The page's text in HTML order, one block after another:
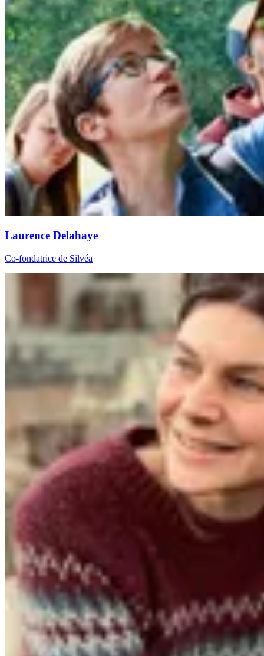
Laurence Delahaye
Co-fondatrice de Silvéa